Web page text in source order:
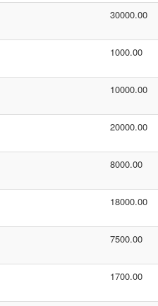
30000.00
1000.00
10000.00
20000.00
8000.00
18000.00
7500.00
1700.00